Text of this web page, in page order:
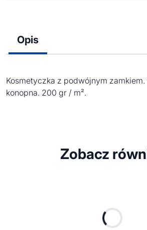
Opis
Kosmetyczka z podwójnym zamkiem.
konopna. 200 gr / m².
Zobacz